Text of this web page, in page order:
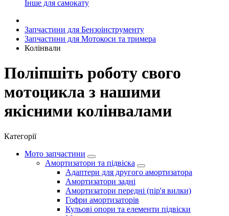
Інше для самокату
Запчастини для Бензоінструменту
Запчастини для Мотокоси та тримера
Колінвали
Поліпшіть роботу свого
мотоцикла з нашими
якісними колінвалами
Категорії
Мото запчастини
Амортизатори та підвіска
Адаптери для другого амортизатора
Амортизатори задні
Амортизатори передні (пір'я вилки)
Гофри амортизаторів
Кульові опори та елементи підвіски